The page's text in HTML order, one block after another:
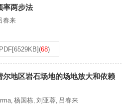
率两步法
春来
PDF[6529KB](68)
地区岩石场地的场地放大和依赖
, 杨国栋, 刘亚蓉, 吕春来